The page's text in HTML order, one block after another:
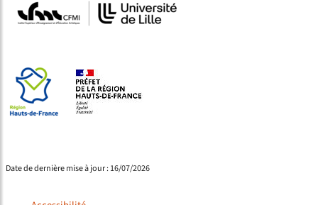
Date de dernière mise à jour : 16/07/2026